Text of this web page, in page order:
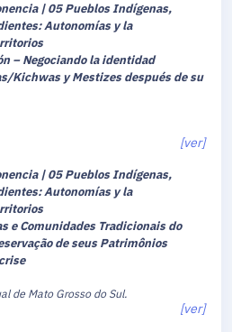
| 05 Pueblos Indígenas,
Autonomías y la
– Negociando la identidad
Kichwas y Mestizes después de su
[ver]
| 05 Pueblos Indígenas,
Autonomías y la
e Comunidades Tradicionais do
de seus Patrimônios
de Mato Grosso do Sul.
[ver]